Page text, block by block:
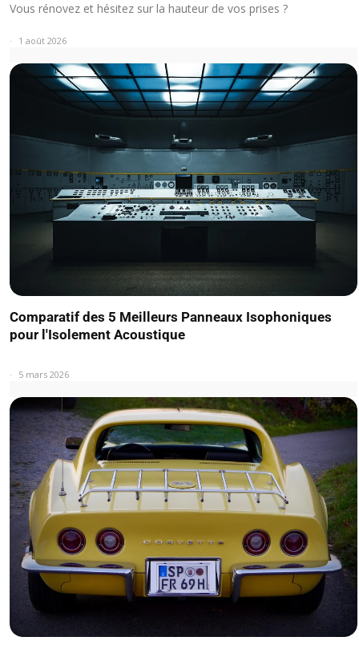
Vous rénovez et hésitez sur la hauteur de vos prises ?
1 août 2026
Comparatif des 5 Meilleurs Panneaux Isophoniques
pour l'Isolement Acoustique
5 mars 2026